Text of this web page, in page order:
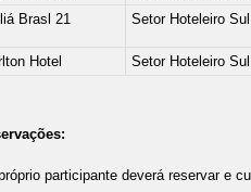
Brasl 21
Setor Hoteleiro
Hotel Setor Hoteleiro
participante deverá reservar e